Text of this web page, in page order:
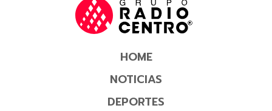
HOME
NOTICIAS
DEPORTES